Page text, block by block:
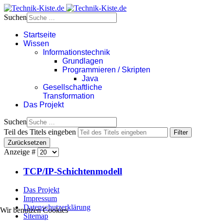
Suchen
Startseite
Wissen
Informationstechnik
Grundlagen
Programmieren / Skripten
Java
Gesellschaftliche
Transformation
Das Projekt
Suchen
Teil des Titels eingeben
Filter
Zurücksetzen
Anzeige #
TCP/IP-Schichtenmodell
Das Projekt
Impressum
Datenschutzerklärung
Sitemap
Wir benutzen Cookies